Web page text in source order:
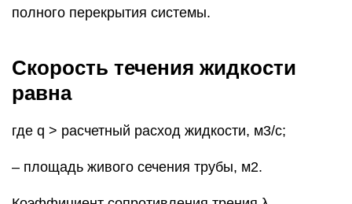
полного перекрытия системы.
Скорость течения жидкости
равна
где q > расчетный расход жидкости, м3/с;
– площадь живого сечения трубы, м2.